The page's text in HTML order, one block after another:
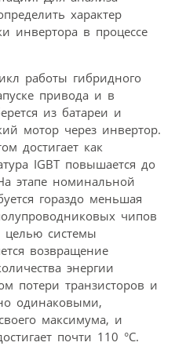
характер
инвертора в процессе
работы гибридного
привода и в
из батареи и
мотор через инвертор.
достигает как
IGBT повышается до
этапе номинальной
гораздо меньшая
чипов
целью системы
возвращение
энергии
потери транзисторов и
одинаковыми,
максимума, и
почти 110 °С.